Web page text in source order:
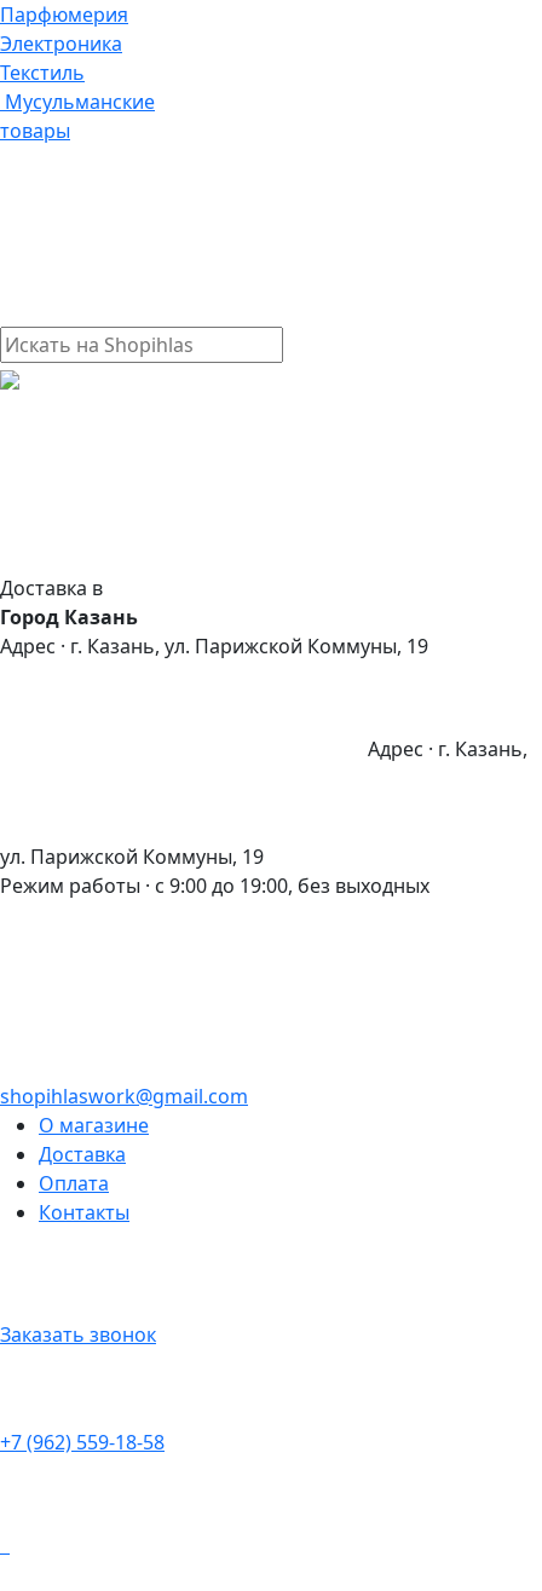
Парфюмерия
Электроника
Текстиль
Мусульманские
товары
Доставка в
Город Казань
Адрес · г. Казань, ул. Парижской Коммуны, 19
Адрес · г. Казань,
ул. Парижской Коммуны, 19
Режим работы · с 9:00 до 19:00, без выходных
shopihlaswork@gmail.com
О магазине
Доставка
Оплата
Контакты
Заказать звонок
+7 (962) 559-18-58